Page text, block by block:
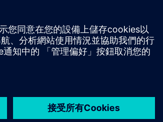
，而無需停止線路。
使用
少停機